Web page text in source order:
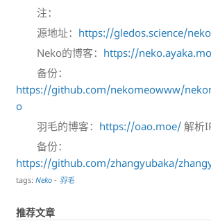
注：
源地址： https://gledos.science/
Neko的博客： https://
备份：
https://github.com/nekomeowww/
o
羽毛的博客： https://oao.moe/ 解析
备份：
https://github.com/zhangyubaka/
tags: Neko - 羽毛
推荐文章